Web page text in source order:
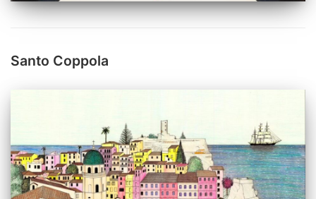
Santo Coppola